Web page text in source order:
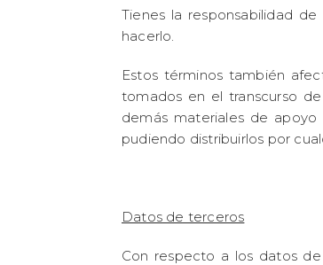
Tienes la responsabilidad
hacerlo.
Estos términos también
tomados en el transcurso
demás materiales de
pudiendo distribuirlos por
Datos de terceros
Con respecto a los datos